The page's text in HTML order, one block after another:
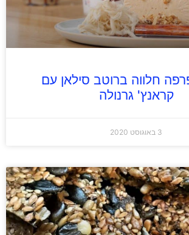
חלווה ברוטב סילאן עם
קראנץ' גרנולה
3 באוגוסט 2020